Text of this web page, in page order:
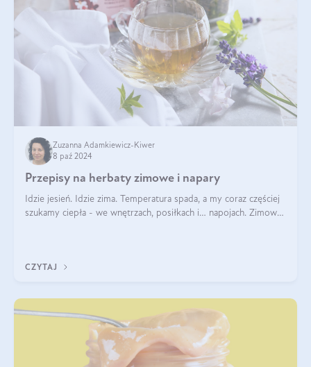
Zuzanna Adamkiewicz-Kiwer
8 paź 2024
Przepisy na herbaty zimowe i napary
Idzie jesień. Idzie zima. Temperatura spada, a my coraz częściej
szukamy ciepła - we wnętrzach, posiłkach i… napojach. Zimowe
CZYTAJ